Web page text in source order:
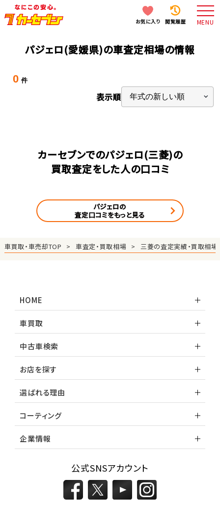
お気に入り 閲覧履歴 MENU
パジェロ(愛媛県)の車査定相場の情報
0 件
表示順
カーセブンでのパジェロ(三菱)の
買取査定をした人の口コミ
パジェロの
査定口コミをもっと見る
車買取・車売却TOP 車査定・買取相場 三菱の査定実績・買取相場
HOME
車買取
中古車検索
お店を探す
選ばれる理由
コーティング
企業情報
公式SNSアカウント